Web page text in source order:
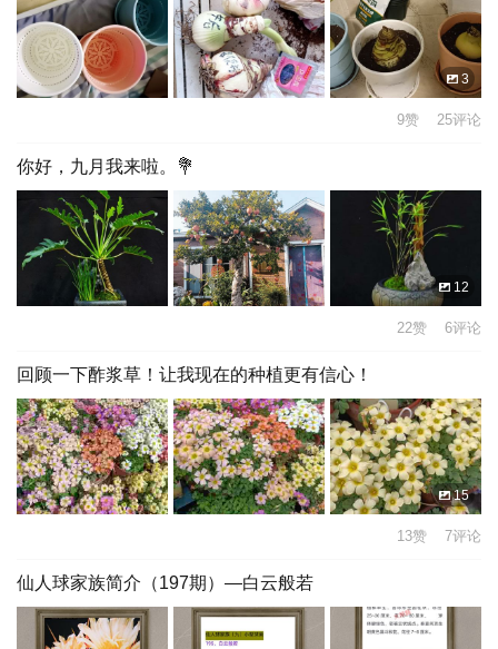
3
9赞 25评论
你好，九月我来啦。💐
12
22赞 6评论
回顾一下酢浆草！让我现在的种植更有信心！
15
13赞 7评论
仙人球家族简介（197期）—白云般若